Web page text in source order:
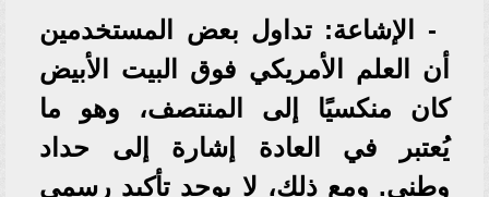
- الإشاعة: تداول بعض المستخدمين
أن العلم الأمريكي فوق البيت الأبيض
كان منكسيًا إلى المنتصف، وهو ما
يُعتبر في العادة إشارة إلى حداد
وطني. ومع ذلك، لا يوجد تأكيد رسمي